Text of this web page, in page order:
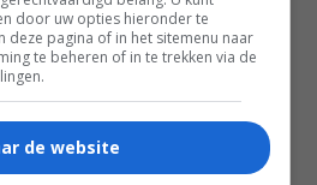
-
voor het hele gezin: de
in St. Petersburg
door uw opties hieronder te
deze pagina of in het sitemenu naar
te beheren of in te trekken via de
de website